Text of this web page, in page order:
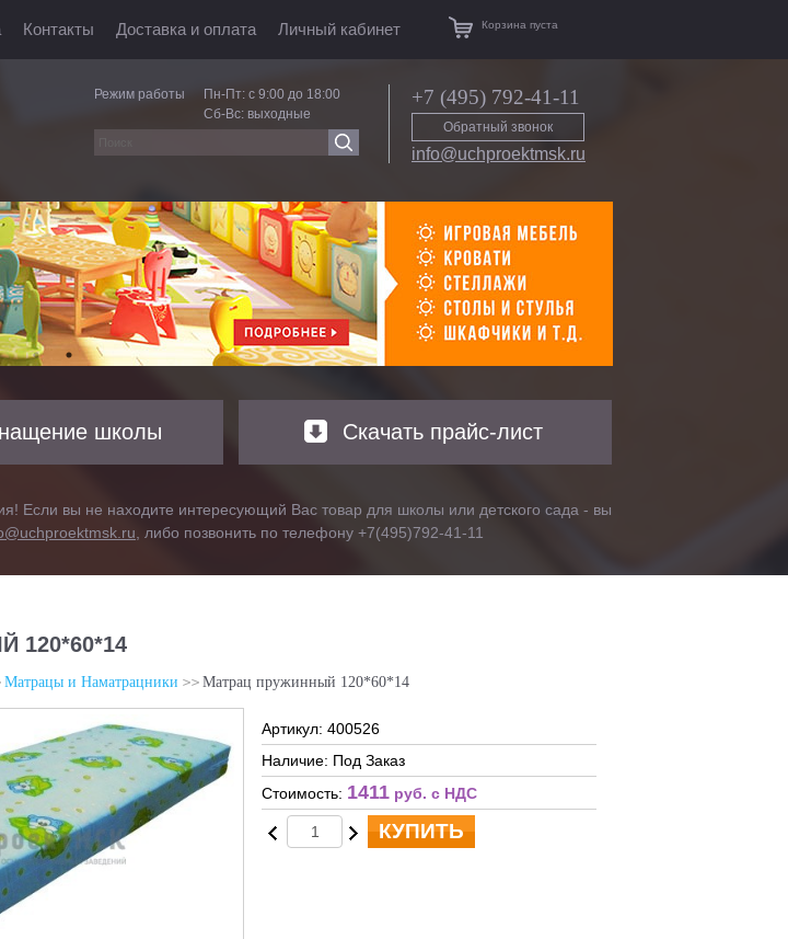
Контакты Доставка и оплата Личный кабинет Корзина пуста
Режим работы
Пн-Пт: с 9:00 до 18:00
Сб-Вс: выходные
+7 (495) 792-41-11
Обратный звонок
info@uchproektmsk.ru
школы Скачать прайс-лист
Если вы не находите интересующий Вас товар для школы или детского сада - вы
, либо позвонить по телефону +7(495)792-41-11
120*60*14
Матрацы и Наматрацники Матрац пружинный 120*60*14
Артикул: 400526
Наличие: Под Заказ
Стоимость: 1411 руб. c НДС
КУПИТЬ